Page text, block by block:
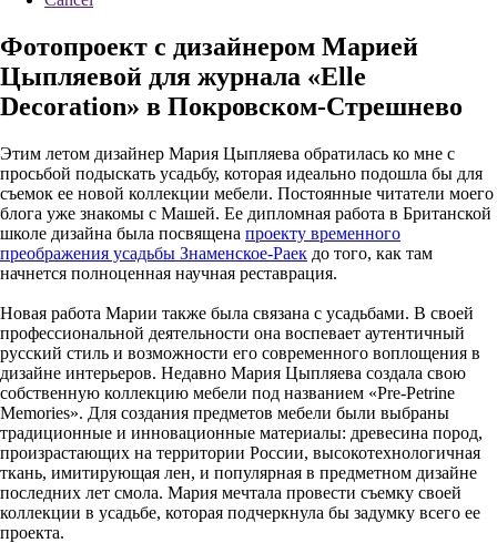
Фотопроект с дизайнером Марией
Цыпляевой для журнала «Elle
Decoration» в Покровском-Стрешнево
Этим летом дизайнер Мария Цыпляева обратилась ко мне с
просьбой подыскать усадьбу, которая идеально подошла бы для
съемок ее новой коллекции мебели. Постоянные читатели моего
блога уже знакомы с Машей. Ее дипломная работа в Британской
школе дизайна была посвящена проекту временного
преображения усадьбы Знаменское-Раек до того, как там
начнется полноценная научная реставрация.
Новая работа Марии также была связана с усадьбами. В своей
профессиональной деятельности она воспевает аутентичный
русский стиль и возможности его современного воплощения в
дизайне интерьеров. Недавно Мария Цыпляева создала свою
собственную коллекцию мебели под названием «Pre-Petrine
Memories». Для создания предметов мебели были выбраны
традиционные и инновационные материалы: древесина пород,
произрастающих на территории России, высокотехнологичная
ткань, имитирующая лен, и популярная в предметном дизайне
последних лет смола. Мария мечтала провести съемку своей
коллекции в усадьбе, которая подчеркнула бы задумку всего ее
проекта.